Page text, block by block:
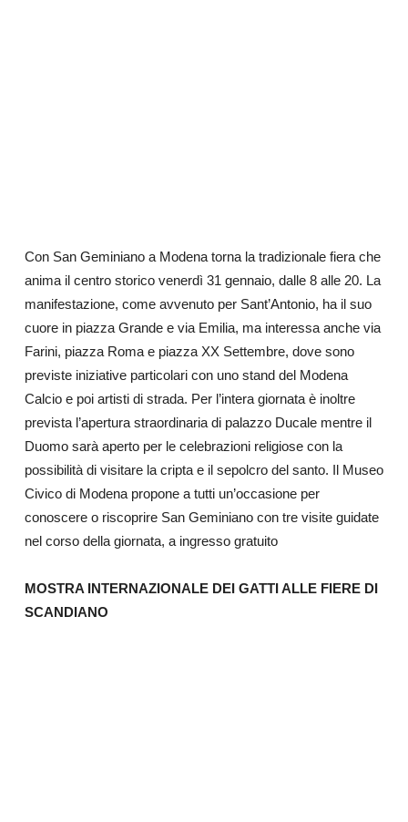
Con San Geminiano a Modena torna la tradizionale fiera che
anima il centro storico venerdì 31 gennaio, dalle 8 alle 20. La
manifestazione, come avvenuto per Sant’Antonio, ha il suo
cuore in piazza Grande e via Emilia, ma interessa anche via
Farini, piazza Roma e piazza XX Settembre, dove sono
previste iniziative particolari con uno stand del Modena
Calcio e poi artisti di strada. Per l’intera giornata è inoltre
prevista l’apertura straordinaria di palazzo Ducale mentre il
Duomo sarà aperto per le celebrazioni religiose con la
possibilità di visitare la cripta e il sepolcro del santo. Il Museo
Civico di Modena propone a tutti un’occasione per
conoscere o riscoprire San Geminiano con tre visite guidate
nel corso della giornata, a ingresso gratuito
MOSTRA INTERNAZIONALE DEI GATTI ALLE FIERE DI
SCANDIANO